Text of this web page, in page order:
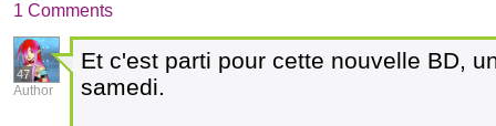
1 Comments
47
Author
Et c'est parti pour cette nouvelle BD,
samedi.